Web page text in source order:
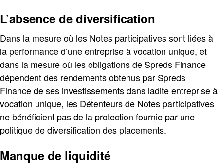
L’absence de diversification
Dans la mesure où les Notes participatives sont liées à
la performance d’une entreprise à vocation unique, et
dans la mesure où les obligations de Spreds Finance
dépendent des rendements obtenus par Spreds
Finance de ses investissements dans ladite entreprise à
vocation unique, les Détenteurs de Notes participatives
ne bénéficient pas de la protection fournie par une
politique de diversification des placements.
Manque de liquidité